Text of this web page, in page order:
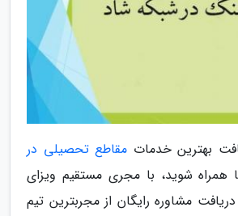
بهترین خدمات مقاطع تحصیلی در
همراه شوید، با مجری مستقیم ویزای
مشاوره رایگان از مجربترین تیم